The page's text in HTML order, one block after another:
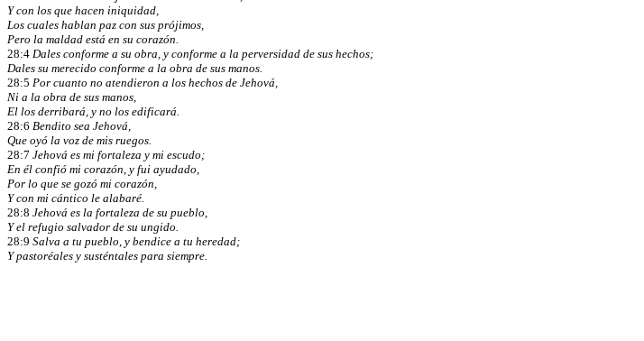
Y con los que hacen iniquidad,
Los cuales hablan paz con sus prójimos,
Pero la maldad está en su corazón.
28:4 Dales conforme a su obra, y conforme a la perversidad de sus hechos;
Dales su merecido conforme a la obra de sus manos.
28:5 Por cuanto no atendieron a los hechos de Jehová,
Ni a la obra de sus manos,
El los derribará, y no los edificará.
28:6 Bendito sea Jehová,
Que oyó la voz de mis ruegos.
28:7 Jehová es mi fortaleza y mi escudo;
En él confió mi corazón, y fui ayudado,
Por lo que se gozó mi corazón,
Y con mi cántico le alabaré.
28:8 Jehová es la fortaleza de su pueblo,
Y el refugio salvador de su ungido.
28:9 Salva a tu pueblo, y bendice a tu heredad;
Y pastoréales y susténtales para siempre.